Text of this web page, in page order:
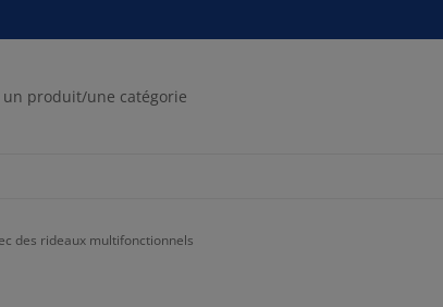
des rideaux multifonctionnels